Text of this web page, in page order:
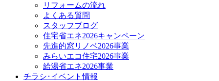
リフォームの流れ
よくある質問
スタッフブログ
住宅省エネ2026キャンペーン
先進的窓リノベ2026事業
みらいエコ住宅2026事業
給湯省エネ2026事業
チラシ･イベント情報